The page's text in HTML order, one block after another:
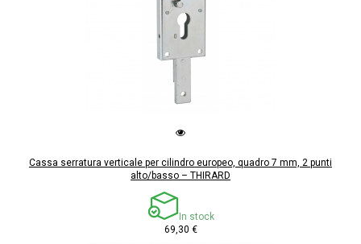
Cassa serratura verticale per cilindro europeo, quadro 7 mm, 2 punti
alto/basso – THIRARD
In stock
69,30 €